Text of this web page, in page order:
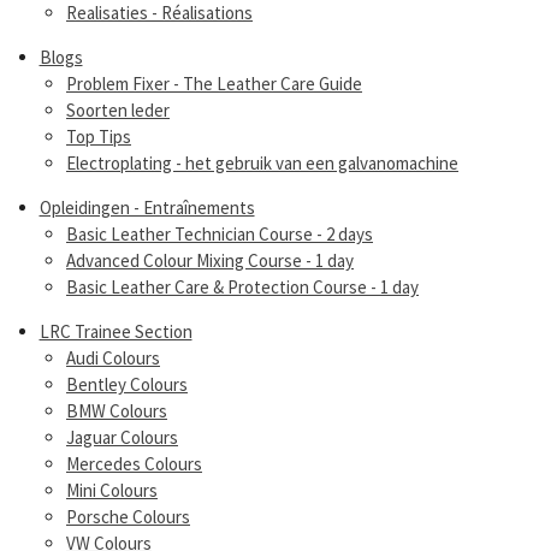
Realisaties - Réalisations
Blogs
Problem Fixer - The Leather Care Guide
Soorten leder
Top Tips
Electroplating - het gebruik van een galvanomachine
Opleidingen - Entraînements
Basic Leather Technician Course - 2 days
Advanced Colour Mixing Course - 1 day
Basic Leather Care & Protection Course - 1 day
LRC Trainee Section
Audi Colours
Bentley Colours
BMW Colours
Jaguar Colours
Mercedes Colours
Mini Colours
Porsche Colours
VW Colours